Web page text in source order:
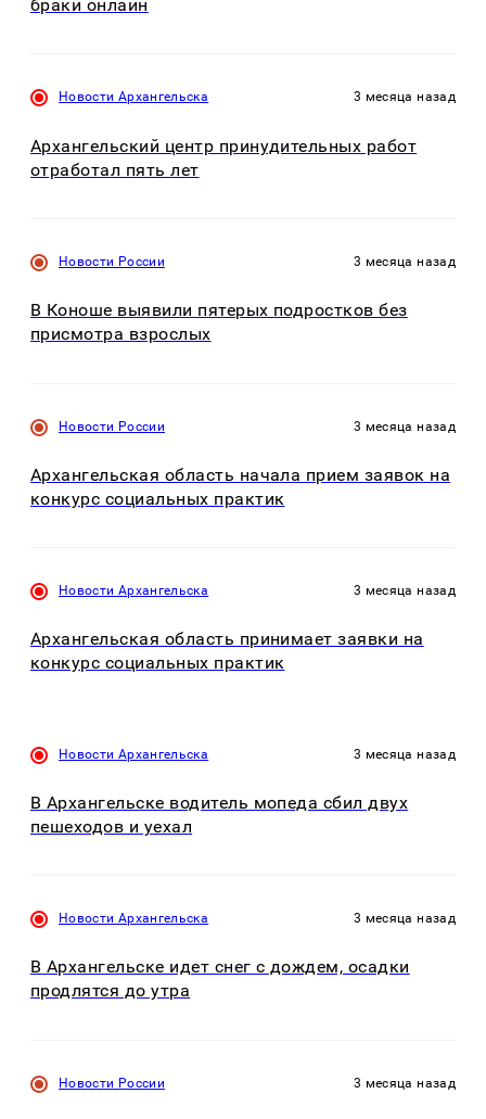
браки онлайн
Новости Архангельска 3 месяца назад
Архангельский центр принудительных работ
отработал пять лет
Новости России 3 месяца назад
В Коноше выявили пятерых подростков без
присмотра взрослых
Новости России 3 месяца назад
Архангельская область начала прием заявок на
конкурс социальных практик
Новости Архангельска 3 месяца назад
Архангельская область принимает заявки на
конкурс социальных практик
Новости Архангельска 3 месяца назад
В Архангельске водитель мопеда сбил двух
пешеходов и уехал
Новости Архангельска 3 месяца назад
В Архангельске идет снег с дождем, осадки
продлятся до утра
Новости России 3 месяца назад